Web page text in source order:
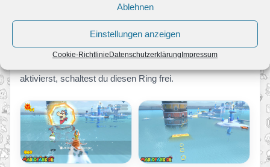
Ablehnen
Einstellungen anzeigen
Cookie-Richtlinie Datenschutzerklärung Impressum
Gegen die Zeit: Himmlische Rutschpartie
Erst verfügbar nachdem Wut-Bowser zweimal besiegt
wurde. Mind. 15 Insignien erforderlich.
aktivierst, schaltest du diesen Ring frei.